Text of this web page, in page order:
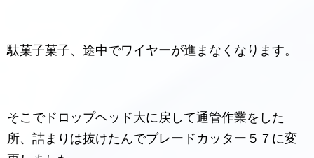
駄菓子菓子、途中でワイヤーが進まなくなります。
そこでドロップヘッド大に戻して通管作業をした
所、詰まりは抜けたんでブレードカッター５７に変